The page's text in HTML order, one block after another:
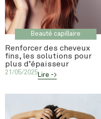
Beauté capillaire
Renforcer des cheveux
fins, les solutions pour
plus d’épaisseur
21/05/2025Lire ->